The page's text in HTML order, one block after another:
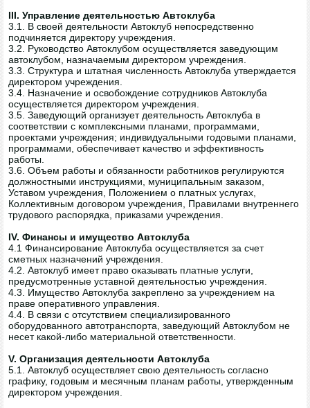
III. Управление деятельностью Автоклуба
3.1. В своей деятельности Автоклуб непосредственно
подчиняется директору учреждения.
3.2. Руководство Автоклубом осуществляется заведующим
автоклубом, назначаемым директором учреждения.
3.3. Структура и штатная численность Автоклуба утверждается
директором учреждения.
3.4. Назначение и освобождение сотрудников Автоклуба
осуществляется директором учреждения.
3.5. Заведующий организует деятельность Автоклуба в
соответствии с комплексными планами, программами,
проектами учреждения; индивидуальными годовыми планами,
программами, обеспечивает качество и эффективность
работы.
3.6. Объем работы и обязанности работников регулируются
должностными инструкциями, муниципальным заказом,
Уставом учреждения, Положением о платных услугах,
Коллективным договором учреждения, Правилами внутреннего
трудового распорядка, приказами учреждения.
IV. Финансы и имущество Автоклуба
4.1 Финансирование Автоклуба осуществляется за счет
сметных назначений учреждения.
4.2. Автоклуб имеет право оказывать платные услуги,
предусмотренные уставной деятельностью учреждения.
4.3. Имущество Автоклуба закреплено за учреждением на
праве оперативного управления.
4.4. В связи с отсутствием специализированного
оборудованного автотранспорта, заведующий Автоклубом не
несет какой-либо материальной ответственности.
V. Организация деятельности Автоклуба
5.1. Автоклуб осуществляет свою деятельность согласно
графику, годовым и месячным планам работы, утвержденным
директором учреждения.